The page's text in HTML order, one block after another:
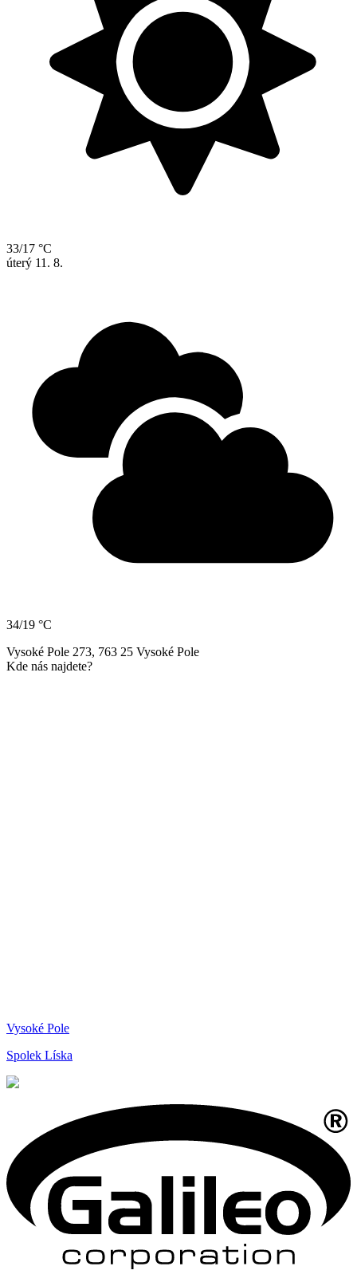
33/17 °C
úterý 11. 8.
34/19 °C
Vysoké Pole 273, 763 25 Vysoké Pole
Kde nás najdete?
Vysoké Pole
Spolek Líska